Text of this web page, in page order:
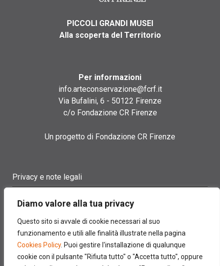
Diamo valore alla tua privacy
Questo sito si avvale di cookie necessari al suo
funzionamento e utili alle finalità illustrate nella pagina
Cookies Policy. Puoi gestire l'installazione di qualunque
cookie con il pulsante "Rifiuta tutto" o "Accetta tutto", oppure
PICCOLI GRANDI MUSEI
Alla scoperta del Territorio
Per informazioni
info.arteconservazione@fcrf.it
Via Bufalini, 6 - 50122 Firenze
c/o Fondazione CR Firenze
Un progetto di Fondazione CR Firenze
Privacy e note legali
Cookie policy
Contatti